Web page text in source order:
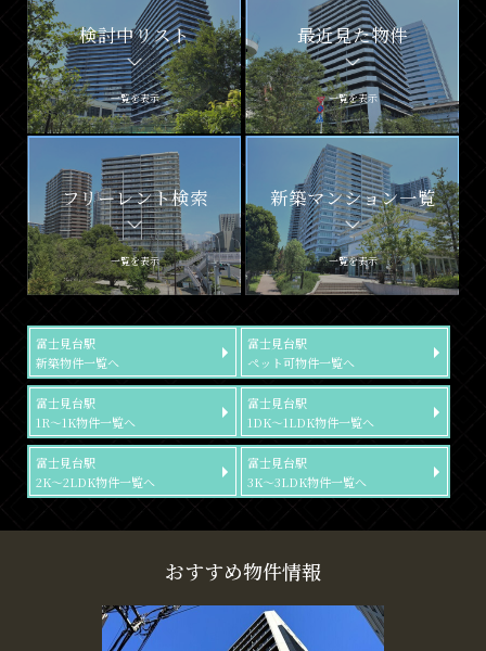
検討中リスト
一覧を表示
最近見た物件
一覧を表示
フリーレント検索
一覧を表示
新築マンション一覧
一覧を表示
富士見台駅
新築物件一覧へ
富士見台駅
ペット可物件一覧へ
富士見台駅
1R～1K物件一覧へ
富士見台駅
1DK～1LDK物件一覧へ
富士見台駅
2K～2LDK物件一覧へ
富士見台駅
3K～3LDK物件一覧へ
おすすめ物件情報